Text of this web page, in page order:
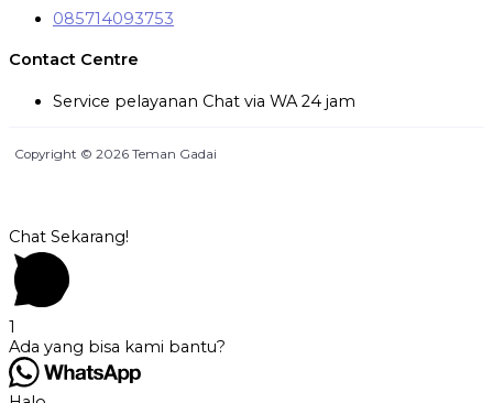
085714093753
Contact Centre
Service pelayanan Chat via WA 24 jam
Copyright © 2026 Teman Gadai
Chat Sekarang!
1
Ada yang bisa kami bantu?